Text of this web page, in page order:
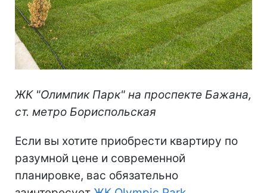
ЖК "Олимпик Парк" на проспекте Бажана,
ст. метро Бориспольская
Если вы хотите приобрести квартиру по
разумной цене и современной
планировке, вас обязательно